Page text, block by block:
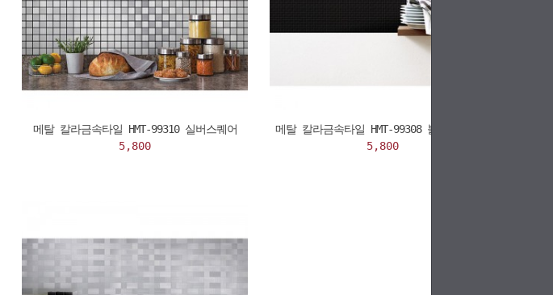
메탈 칼라금속타일 HMT-99310 실버스퀘어
5,800
메탈 칼라금속타일 HMT-99308 블랙모자이크
5,800